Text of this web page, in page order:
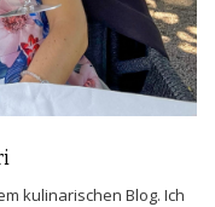
kulinarischen Blog. Ich